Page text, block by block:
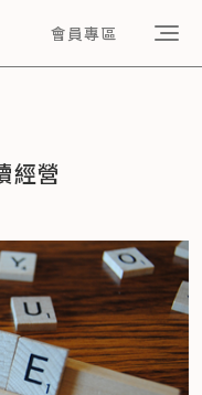
會員專區
經營